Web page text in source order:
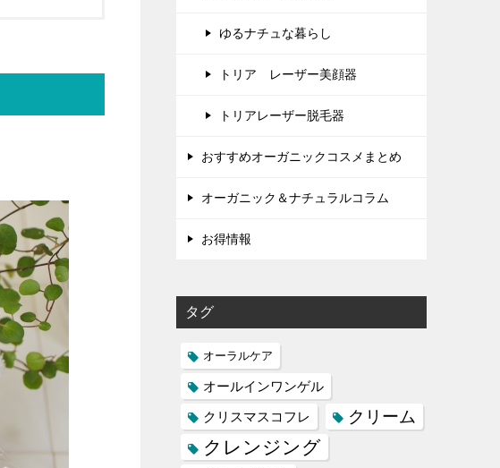
ゆるナチュな暮らし
トリア レーザー美顔器
トリアレーザー脱毛器
おすすめオーガニックコスメまとめ
オーガニック＆ナチュラルコラム
お得情報
タグ
オーラルケア
オールインワンゲル
クリスマスコフレ
クリーム
クレンジング